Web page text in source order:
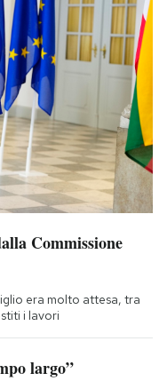
Commissione
era molto attesa, tra
i lavori
largo”